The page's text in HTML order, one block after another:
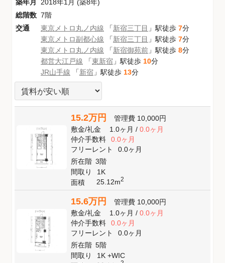
築年月
2018年1月 (築8年)
総階数 7階
交通
東京メトロ丸ノ内線 「新宿三丁目 」駅徒歩 7分
東京メトロ副都心線 「新宿三丁目 」駅徒歩 7分
東京メトロ丸ノ内線 「新宿御苑前 」駅徒歩 8分
都営大江戸線 「東新宿 」駅徒歩 10分
JR山手線 「新宿 」駅徒歩 13分
15.2万円 管理費 10,000円
敷金/礼金 1.0ヶ月/ 0.0ヶ月
仲介手数料
0.0ヶ月
フリーレント
0.0ヶ月
所在階 3階
間取り
1K
面積
25.12m2
15.6万円 管理費 10,000円
敷金/礼金 1.0ヶ月/ 0.0ヶ月
仲介手数料
0.0ヶ月
フリーレント
0.0ヶ月
所在階 5階
間取り
1K +WIC